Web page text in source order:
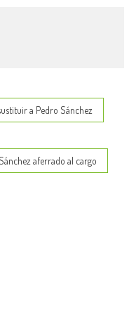
a Pedro Sánchez
aferrado al cargo